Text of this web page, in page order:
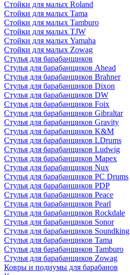
Стойки для малых Roland
Стойки для малых Tama
Стойки для малых Tamburo
Стойки для малых TJW
Стойки для малых Yamaha
Стойки для малых Zowag
Стулья для барабанщиков
Стулья для барабанщиков Ahead
Стулья для барабанщиков Brahner
Стулья для барабанщиков Dixon
Стулья для барабанщиков DW
Стулья для барабанщиков Foix
Стулья для барабанщиков Gibraltar
Стулья для барабанщиков Gravity
Стулья для барабанщиков K&M
Стулья для барабанщиков LDrums
Стулья для барабанщиков Ludwig
Стулья для барабанщиков Mapex
Стулья для барабанщиков Nux
Стулья для барабанщиков PC Drums
Стулья для барабанщиков PDP
Стулья для барабанщиков Peace
Стулья для барабанщиков Pearl
Стулья для барабанщиков Rockdale
Стулья для барабанщиков Sonor
Стулья для барабанщиков Soundking
Стулья для барабанщиков Tama
Стулья для барабанщиков Tamburo
Стулья для барабанщиков Zowag
Ковры и подиумы для барабанов